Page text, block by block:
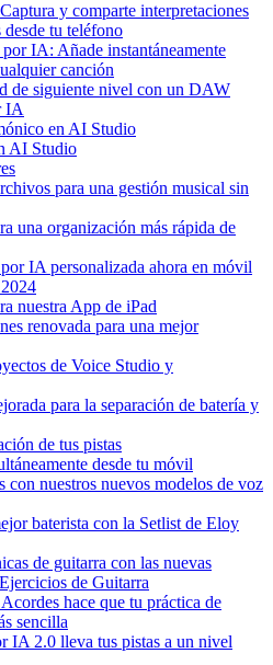
y comparte interpretaciones
desde tu teléfono
IA: Añade instantáneamente
canción
de siguiente nivel con un DAW
IA
en AI Studio
AI Studio
para una gestión musical sin
una organización más rápida de
IA personalizada ahora en móvil
nuestra App de iPad
renovada para una mejor
de Voice Studio y
para la separación de batería y
de tus pistas
desde tu móvil
con nuestros nuevos modelos de voz
baterista con la Setlist de Eloy
de guitarra con las nuevas
de Guitarra
hace que tu práctica de
sencilla
IA 2.0 lleva tus pistas a un nivel